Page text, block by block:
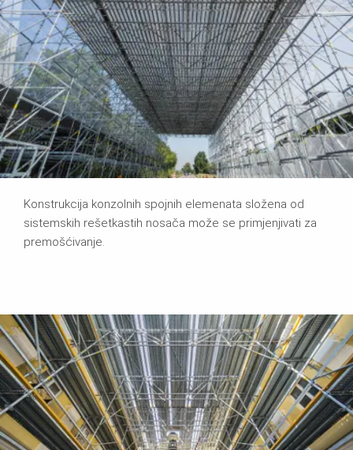
Konstrukcija konzolnih spojnih elemenata složena od
sistemskih rešetkastih nosača može se primjenjivati za
premošćivanje.